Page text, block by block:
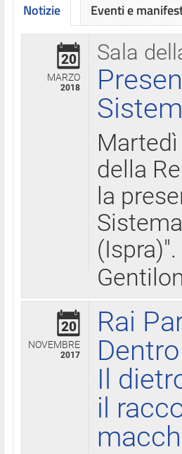
Notizie
Sala
20
MARZO
2018
della
la
20
NOVEMBRE
2017
Rai
Il
il
Eventi e